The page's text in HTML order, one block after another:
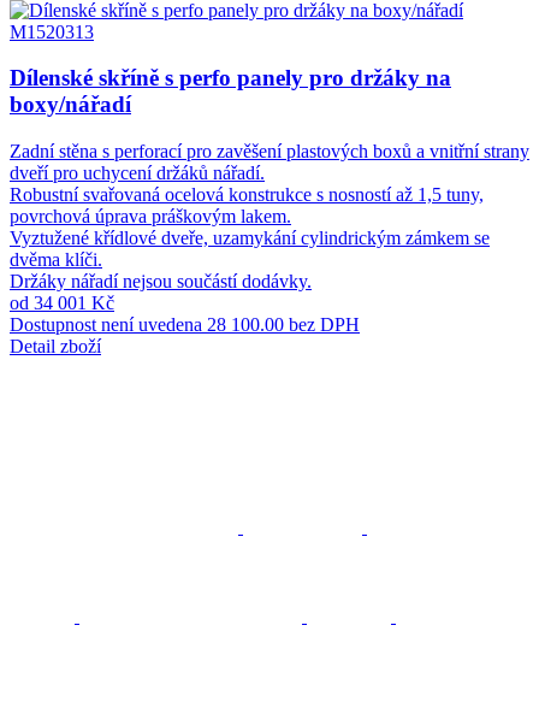
M1520313
Dílenské skříně s perfo panely pro držáky na
boxy/nářadí
Zadní stěna s perforací pro zavěšení plastových boxů a vnitřní strany
dveří pro uchycení držáků nářadí.
Robustní svařovaná ocelová konstrukce s nosností až 1,5 tuny,
povrchová úprava práškovým lakem.
Vyztužené křídlové dveře, uzamykání cylindrickým zámkem se
dvěma klíči.
Držáky nářadí nejsou součástí dodávky.
od 34 001 Kč
Dostupnost není uvedena 28 100.00 bez DPH
Detail zboží